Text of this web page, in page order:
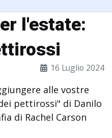
l'estate:
16 Luglio 2024
alle vostre
pettirossi" di Danilo
di Rachel Carson